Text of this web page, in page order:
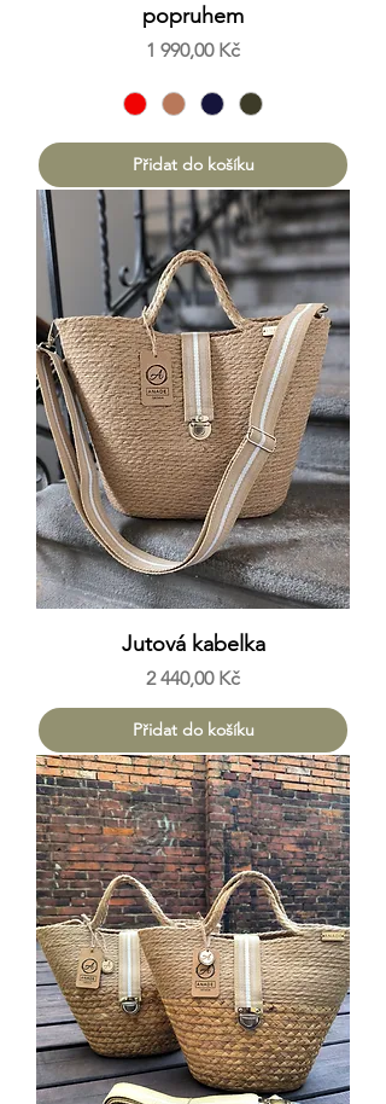
popruhem
Cena
1 990,00 Kč
Přidat do košíku
Jutová kabelka
Cena
2 440,00 Kč
Přidat do košíku